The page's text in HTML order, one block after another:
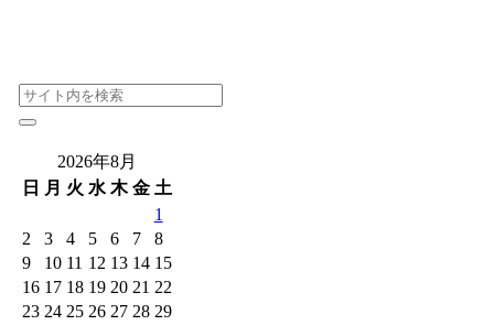
2026年8月
日 月 火 水 木 金 土
1
2
3 4 5 6 7
8
9
10 11 12 13 14 15
16 17 18 19 20 21 22
23 24 25 26 27 28 29